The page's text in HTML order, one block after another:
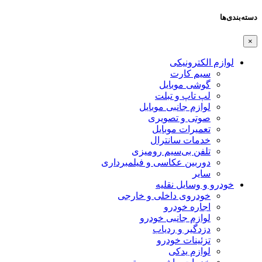
دسته‌بندی‌ها
×
لوازم الکترونیکی
سیم کارت
گوشی موبایل
لپ تاپ و تبلت
لوازم جانبی موبایل
صوتی و تصویری
تعمیرات موبایل
خدمات سانترال
تلفن بی‌سیم رومیزی
دوربین عکاسی و فیلمبرداری
سایر
خودرو و وسایل نقلیه
خودروی داخلی و خارجی
اجاره خودرو
لوازم جانبی خودرو
دزدگیر و ردیاب
تزئینات خودرو
لوازم یدکی